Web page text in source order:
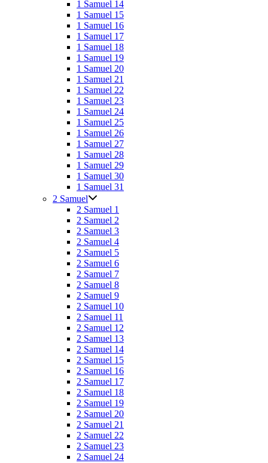
1 Samuel 14
1 Samuel 15
1 Samuel 16
1 Samuel 17
1 Samuel 18
1 Samuel 19
1 Samuel 20
1 Samuel 21
1 Samuel 22
1 Samuel 23
1 Samuel 24
1 Samuel 25
1 Samuel 26
1 Samuel 27
1 Samuel 28
1 Samuel 29
1 Samuel 30
1 Samuel 31
2 Samuel
2 Samuel 1
2 Samuel 2
2 Samuel 3
2 Samuel 4
2 Samuel 5
2 Samuel 6
2 Samuel 7
2 Samuel 8
2 Samuel 9
2 Samuel 10
2 Samuel 11
2 Samuel 12
2 Samuel 13
2 Samuel 14
2 Samuel 15
2 Samuel 16
2 Samuel 17
2 Samuel 18
2 Samuel 19
2 Samuel 20
2 Samuel 21
2 Samuel 22
2 Samuel 23
2 Samuel 24